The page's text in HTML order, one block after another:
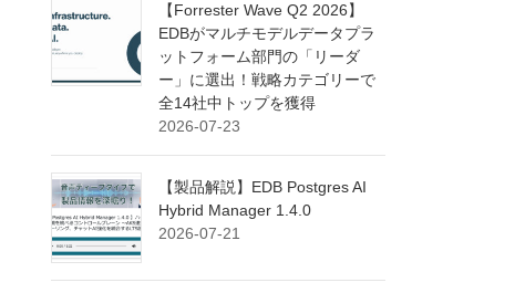
【Forrester Wave Q2 2026】
EDBがマルチモデルデータプラ
ットフォーム部門の「リーダ
ー」に選出！戦略カテゴリーで
全14社中トップを獲得
2026-07-23
【製品解説】EDB Postgres AI
Hybrid Manager 1.4.0
2026-07-21